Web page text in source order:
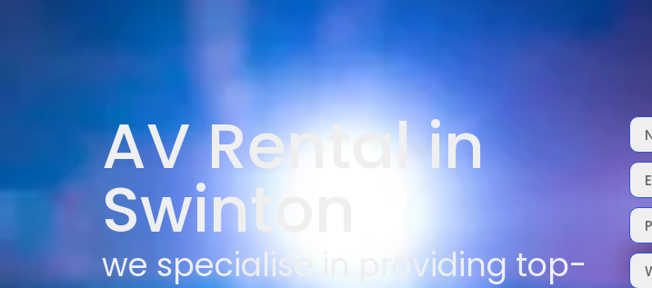
AV Rental in
Swinton
we specialise in providing top-